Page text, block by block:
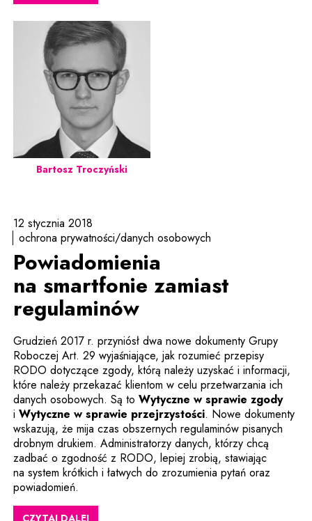
Bartosz Troczyński
12 stycznia 2018
ochrona prywatności/danych osobowych
Powiadomienia
na smartfonie zamiast
regulaminów
Grudzień 2017 r. przyniósł dwa nowe dokumenty Grupy
Roboczej Art. 29 wyjaśniające, jak rozumieć przepisy
RODO dotyczące zgody, którą należy uzyskać i informacji,
które należy przekazać klientom w celu przetwarzania ich
danych osobowych. Są toWytyczne w sprawie zgody
iWytyczne w sprawie przejrzystościUwaga, link
. Nowe dokumenty
wskazują, że mija czas obszernych regulaminów pisanych
drobnym drukiem. Administratorzy danych, którzy chcą
zadbać o zgodność z RODO, lepiej zrobią, stawiając
na system krótkich i łatwych do zrozumienia pytań oraz
powiadomień.